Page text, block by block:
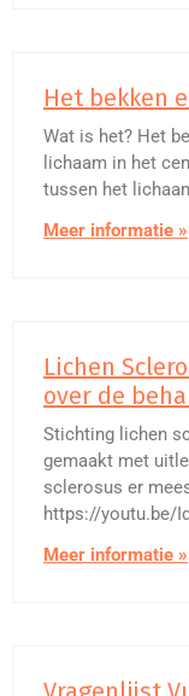
Het bekken
Wat is het? Het
lichaam in het
tussen het
Meer informatie »
Lichen
over de
Stichting lichen
gemaakt met
sclerosus er
https://youtu.be/
Meer informatie »